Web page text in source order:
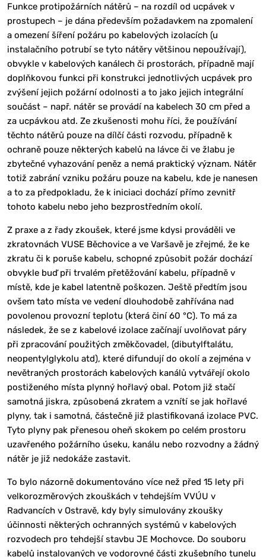
Funkce protipožárních nátěrů – na rozdíl od ucpávek v
prostupech – je dána především požadavkem na zpomalení
a omezení šíření požáru po kabelových izolacích (u
instalačního potrubí se tyto nátěry většinou nepoužívají),
obvykle v kabelových kanálech či prostorách, případně mají
doplňkovou funkci při konstrukci jednotlivých ucpávek pro
zvýšení jejich požární odolnosti a to jako jejich integrální
součást – např. nátěr se provádí na kabelech 30 cm před a
za ucpávkou atd. Ze zkušenosti mohu říci, že používání
těchto nátěrů pouze na dílčí části rozvodu, případně k
ochraně pouze některých kabelů na lávce či ve žlabu je
zbytečné vyhazování peněz a nemá praktický význam. Nátěr
totiž zabrání vzniku požáru pouze na kabelu, kde je nanesen
a to za předpokladu, že k iniciaci dochází přímo zevnitř
tohoto kabelu nebo jeho bezprostředním okolí.
Z praxe a z řady zkoušek, které jsme kdysi prováděli ve
zkratovnách VUSE Běchovice a ve Varšavě je zřejmé, že ke
zkratu či k poruše kabelu, schopné způsobit požár dochází
obvykle buď při trvalém přetěžování kabelu, případně v
místě, kde je kabel latentně poškozen. Ještě předtím jsou
ovšem tato místa ve vedení dlouhodobě zahřívána nad
povolenou provozní teplotu (která činí 60 °C). To má za
následek, že se z kabelové izolace začínají uvolňovat páry
při zpracování použitých změkčovadel, (dibutylftalátu,
neopentylglykolu atd), které difundují do okolí a zejména v
nevětraných prostorách kabelových kanálů vytvářejí okolo
postiženého místa plynný hořlavý obal. Potom již stačí
samotná jiskra, způsobená zkratem a vznítí se jak hořlavé
plyny, tak i samotná, částečně již plastifikovaná izolace PVC.
Tyto plyny pak přenesou oheň skokem po celém prostoru
uzavřeného požárního úseku, kanálu nebo rozvodny a žádný
nátěr je již nedokáže zastavit.
To bylo názorně dokumentováno více než před 15 lety při
velkorozměrových zkouškách v tehdejším VVÚU v
Radvancích v Ostravě, kdy byly simulovány zkoušky
účinnosti některých ochranných systémů v kabelových
rozvodech pro tehdejší stavbu JE Mochovce. Do souboru
kabelů instalovaných ve vodorovné části zkušebního tunelu